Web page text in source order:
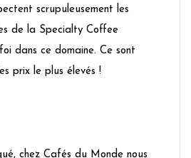
scrupuleusement les
de la Specialty Coffee
dans ce domaine. Ce sont
prix le plus élevés !
chez Cafés du Monde nous